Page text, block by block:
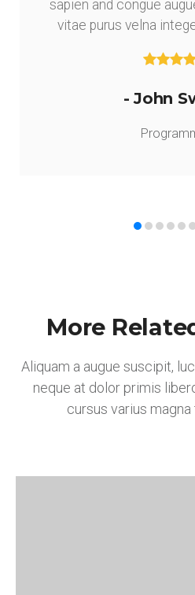
sapien and congue
vitae purus velna
- John
More
Aliquam a augue suscipit,
neque at dolor primis
cursus varius